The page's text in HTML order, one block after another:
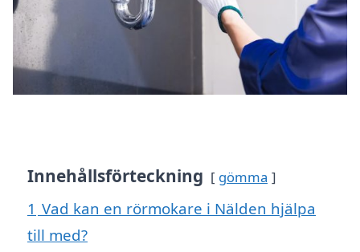
Innehållsförteckning gömma
1 Vad kan en rörmokare i Nälden hjälpa
till med?